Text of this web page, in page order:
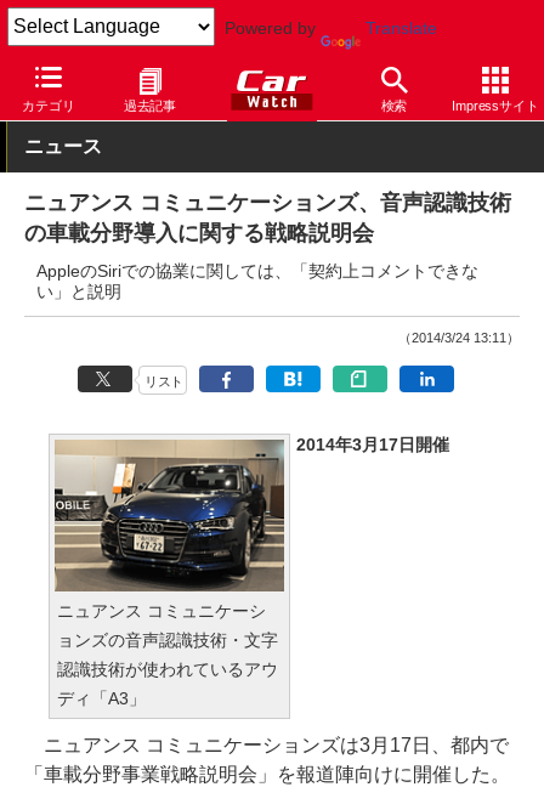
Powered by Translate
カテゴリ 過去記事 検索 Impressサイト
Car Watch 技術 安全 その他
ニュース
ニュアンス コミュニケーションズ、音声認識技術
の車載分野導入に関する戦略説明会
AppleのSiriでの協業に関しては、「契約上コメントできな
い」と説明
（2014/3/24 13:11）
リスト
ニュアンス コミュニケーシ
ョンズの音声認識技術・文字
認識技術が使われているアウ
ディ「A3」
2014年3月17日開催
ニュアンス コミュニケーションズは3月17日、都内で
「車載分野事業戦略説明会」を報道陣向けに開催した。